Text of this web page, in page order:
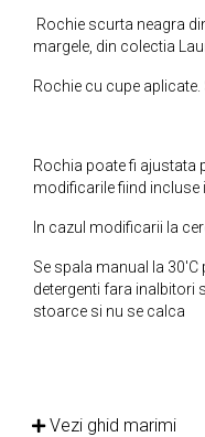
Rochie scurta neagra
margele, din colectia
Rochie cu cupe
Rochia poate fi ajustata
modificarile fiind incluse
In cazul modificarii la
Se spala manual la
detergenti fara inalbitori
stoarce si nu se calca
Vezi ghid marimi